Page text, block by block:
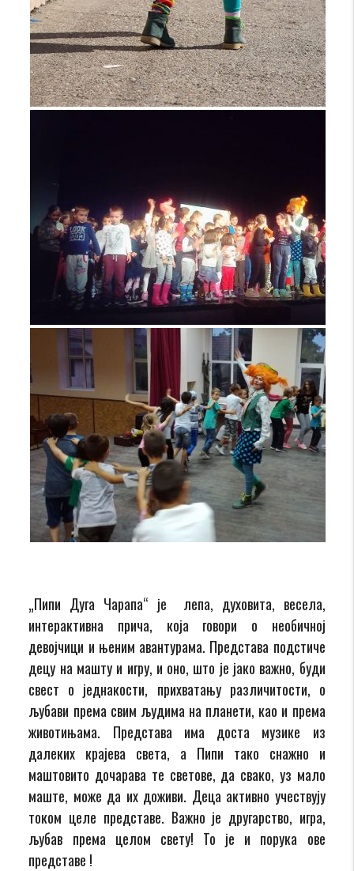
„Пипи Дуга Чарапа“ је лепа, духовита, весела,
интерактивна прича, која говори о необичној
девојчици и њеним авантурама. Представа подстиче
децу на машту и игру, и оно, што је јако важно, буди
свест о једнакости, прихватању различитости, о
љубави према свим људима на планети, као и према
животињама. Представа има доста музике из
далеких крајева света, а Пипи тако снажно и
маштовито дочарава те светове, да свако, уз мало
маште, може да их доживи. Деца активно учествују
током целе представе. Важно је другарство, игра,
љубав према целом свету! То је и порука ове
представе !